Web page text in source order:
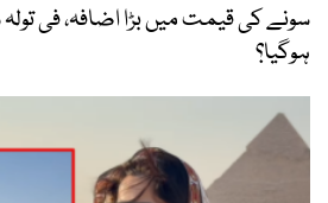
سونے کی قیمت میں بڑا اضافہ، فی
ہوگیا؟